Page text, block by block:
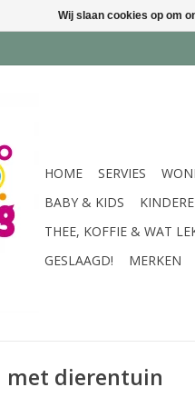
HOME SERVIES
BABY & KIDS
THEE, KOFFIE & WAT
GESLAAGD!
MERKEN
met dierentuin
Wij slaan cookies op om